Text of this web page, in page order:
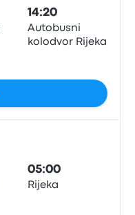
14:20
Autobusni
kolodvor Rijeka
05:00
Rijeka